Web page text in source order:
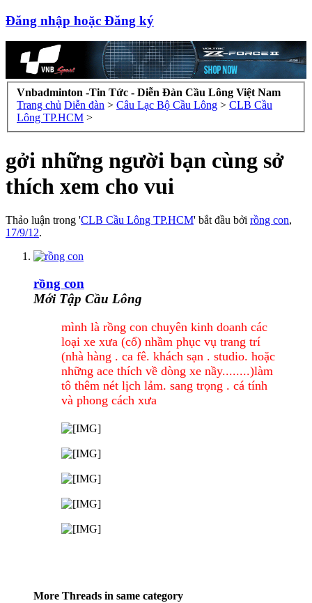
Đăng nhập hoặc Đăng ký
Vnbadminton -Tin Tức - Diễn Đàn Cầu Lông Việt Nam
Trang chủ Diễn đàn > Câu Lạc Bộ Cầu Lông > CLB Cầu
Lông TP.HCM >
gởi những người bạn cùng sở
thích xem cho vui
Thảo luận trong 'CLB Cầu Lông TP.HCM' bắt đầu bởi rồng con,
17/9/12.
rồng con
Mới Tập Cầu Lông
mình là rồng con chuyên kinh doanh các
loại xe xưa (cổ) nhầm phục vụ trang trí
(nhà hàng . ca fê. khách sạn . studio. hoặc
những ace thích về dòng xe nầy........)làm
tô thêm nét lịch lảm. sang trọng . cá tính
và phong cách xưa
More Threads in same category